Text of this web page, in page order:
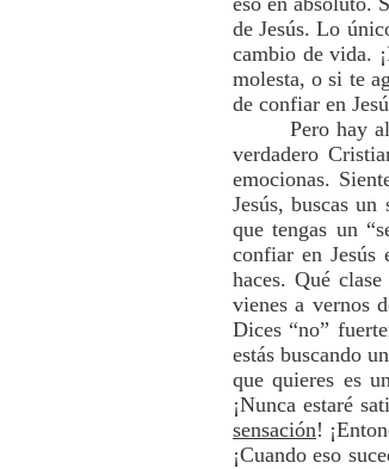
de Jesús. Lo
cambio de vida.
molesta, o si te
de confiar en
Pero hay
verdadero
emocionas.
Jesús, buscas
que tengas un
confiar en Jesús
haces. Qué
vienes a vernos
Dices “no”
estás buscando
que quieres es
¡Nunca estaré
sensación!
¡Cuando eso